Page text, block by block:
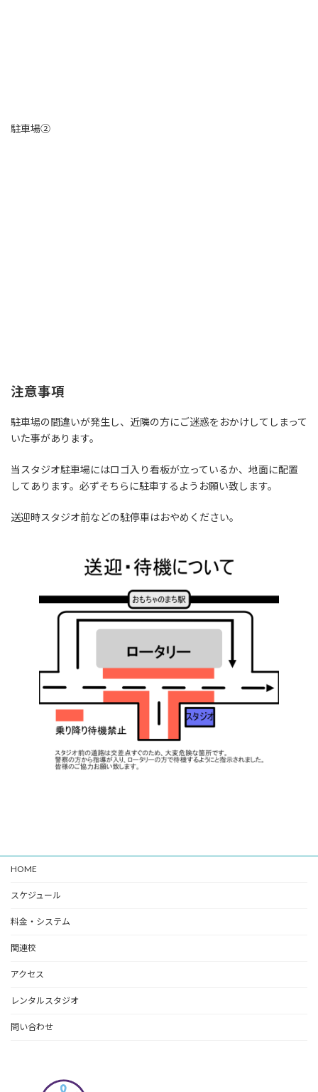
駐車場②
注意事項
駐車場の間違いが発生し、近隣の方にご迷惑をおかけしてしまって
いた事があります。
当スタジオ駐車場にはロゴ入り看板が立っているか、地面に配置
してあります。必ずそちらに駐車するようお願い致します。
送迎時スタジオ前などの駐停車はおやめください。
HOME
スケジュール
料金・システム
関連校
アクセス
レンタルスタジオ
問い合わせ